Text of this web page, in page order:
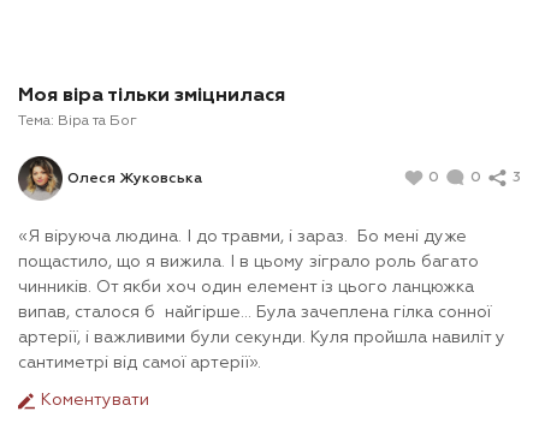
Моя віра тільки зміцнилася
Тема: Віра та Бог
Олеся Жуковська 0 0 3
«Я віруюча людина. І до травми, і зараз. Бо мені дуже
пощастило, що я вижила. І в цьому зіграло роль багато
чинників. От якби хоч один елемент із цього ланцюжка
випав, сталося б найгірше… Була зачеплена гілка сонної
артерії, і важливими були секунди. Куля пройшла навиліт у
сантиметрі від самої артерії».
Коментувати